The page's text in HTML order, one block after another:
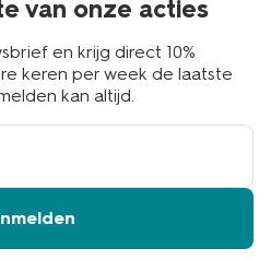
van onze acties
en krijg direct 10%
keren per week de laatste
kan altijd.